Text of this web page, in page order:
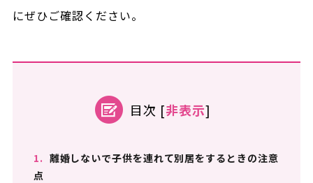
にぜひご確認ください。
目次 [非表示]
1. 離婚しないで子供を連れて別居をするときの注意
点